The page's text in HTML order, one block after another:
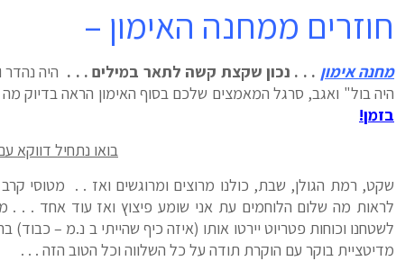
חוזרים ממחנה האימון –
מחנה אימון . . . נכון שקצת קשה לתאר במילים . . . היה נהדר
היה בול" ואגב, סרגל המאמצים שלכם בסוף האימון הראה בדיוק מה
בזמן!
בואו נתחיל דווקא
שקט, רמת הגולן, שבת, כולנו מרוצים ומרוגשים ואז . . מטוסי
לראות מה שלום הלוחמים עת אני שומע פיצוץ ואז עוד אחד . . .
לשטחנו וכוחות פטריוט יירטו אותו (איזה כיף שהייתי ב נ.מ –
מדיטציית בוקר עם הוקרת תודה על כל השלווה וכל הטוב הזה . . .